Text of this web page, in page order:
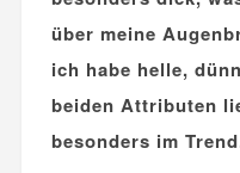
über meine
ich habe helle,
beiden Attributen
besonders im